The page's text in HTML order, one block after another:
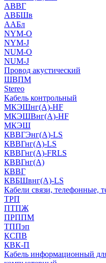
АВВГ
АВБШв
ААБл
NYM-O
NYM-J
NUM-О
NUM-J
Провод акустический
ШВПМ
Stereo
Кабель контрольный
МКЭШнг(A)-HF
МКЭШВнг(А)-HF
МКЭШ
КВВГЭнг(А)-LS
КВВГнг(А)-LS
КВВГнг(А)-FRLS
КВВГнг(А)
КВВГ
КВБШвнг(А)-LS
Кабели связи, телефонные,
ТРП
ПТПЖ
ПРППМ
ТППэп
КСПВ
КВК-П
Кабель информационный